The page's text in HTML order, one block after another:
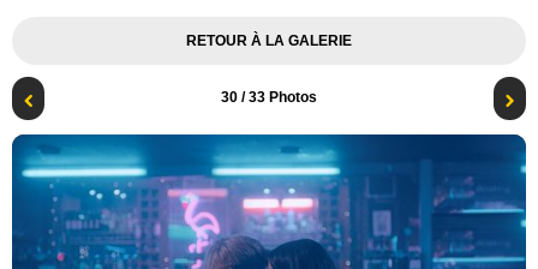
RETOUR À LA GALERIE
30 / 33 Photos